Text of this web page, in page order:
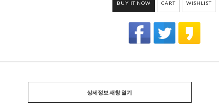
BUY IT NOW CART WISHLIST
상세정보 새창 열기